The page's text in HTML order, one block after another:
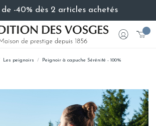
de -40% dès 2 articles achetés
Les peignoirs
Peignoir à capuche Sérénité - 100%